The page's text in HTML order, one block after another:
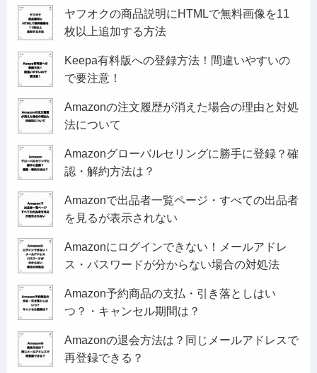
ヤフオクの商品説明にHTMLで無料画像を11
枚以上追加する方法
Keepa有料版への登録方法！間違いやすいの
で要注意！
Amazonの注文履歴が消えた場合の理由と対処
法について
Amazonグローバルセリングに勝手に登録？確
認・解約方法は？
Amazonで出品者一覧ページ・すべての出品者
を見るが表示されない
Amazonにログインできない！メールアドレ
ス・パスワードが分からない場合の対処法
Amazon予約商品の支払・引き落としはい
つ？・キャンセル期間は？
Amazonの退会方法は？同じメールアドレスで
再登録できる？